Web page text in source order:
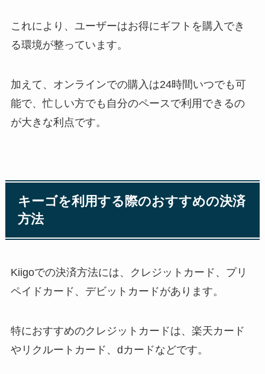
これにより、ユーザーはお得にギフトを購入でき
る環境が整っています。
加えて、オンラインでの購入は24時間いつでも可
能で、忙しい方でも自分のペースで利用できるの
が大きな利点です。
キーゴを利用する際のおすすめの決済
方法
Kiigoでの決済方法には、クレジットカード、プリ
ペイドカード、デビットカードがあります。
特におすすめのクレジットカードは、楽天カード
やリクルートカード、dカードなどです。